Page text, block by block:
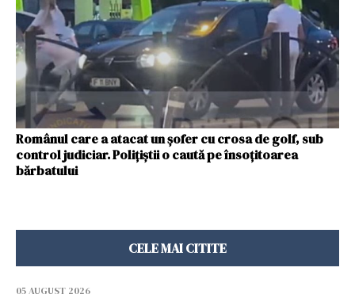
Românul care a atacat un șofer cu crosa de golf, sub
control judiciar. Polițiștii o caută pe însoțitoarea
bărbatului
CELE MAI CITITE
05 AUGUST 2026